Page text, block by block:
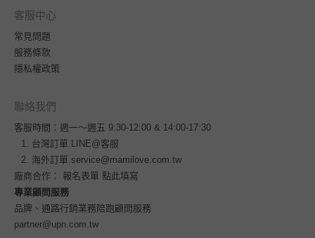
客服中心
常見問題
服務條款
隱私權政策
聯絡我們
客服時間：週一～週五 9:30-12:00 & 14:00-17:30
台灣訂單
LINE@客服
海外訂單 service@mamilove.com.tw
廠商合作： 報名表單 點此填寫
專業顧問服務
品牌、通路行銷業務陪跑顧問服務
partner@upn.com.tw